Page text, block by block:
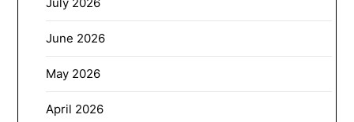
June 2026
May 2026
April 2026